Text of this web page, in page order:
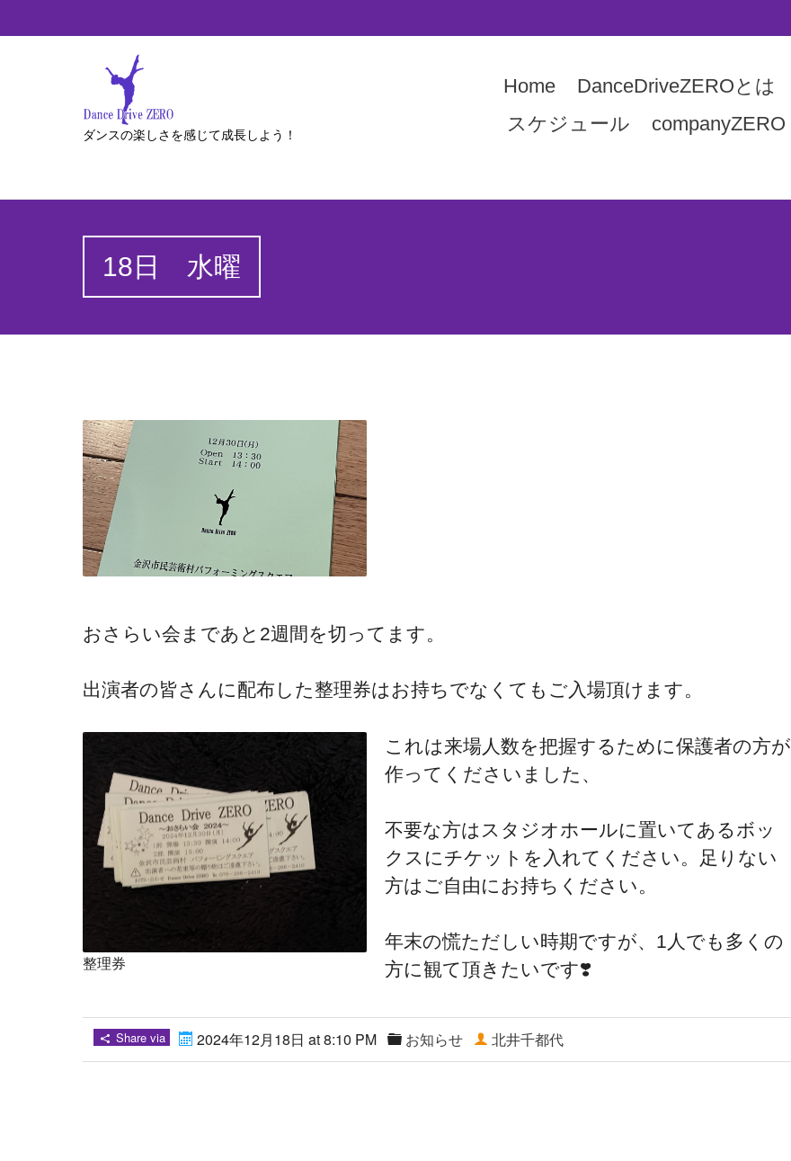
ダンスの楽しさを感じて成長しよう！
Home DanceDriveZEROとは
スケジュール
companyZERO
18日 水曜
おさらい会まであと2週間を切ってます。
出演者の皆さんに配布した整理券はお持ちでなくてもご入場頂けます。
整理券
これは来場人数を把握するために保護者の方が
作ってくださいました、
不要な方はスタジオホールに置いてあるボッ
クスにチケットを入れてください。足りない
方はご自由にお持ちください。
年末の慌ただしい時期ですが、1人でも多くの
方に観て頂きたいです❣️
Share via 2024年12月18日 at 8:10 PM お知らせ 北井千都代